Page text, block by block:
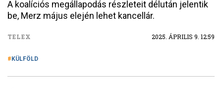
A koalíciós megállapodás részleteit délután jelentik
be, Merz május elején lehet kancellár.
TELEX 2025. ÁPRILIS 9. 12:59
KÜLFÖLD